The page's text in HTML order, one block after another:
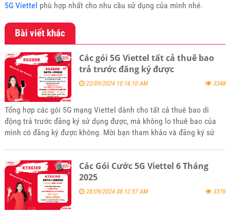
5G Viettel phù hợp nhất cho nhu cầu sử dụng của mình nhé.
Bài viết khác
Các gói 5G Viettel tất cả thuê bao
trả trước đăng ký được
22/09/2024 10:16:10 AM 3348
Tổng hợp các gói 5G mạng Viettel dành cho tất cả thuê bao di
động trả trước đăng ký sử dụng được, mà không lo thuê bao của
mình có đăng ký được không. Mời bạn tham khảo và đăng ký sử
Các Gói Cước 5G Viettel 6 Tháng
2025
28/09/2024 08:12:57 AM 3376